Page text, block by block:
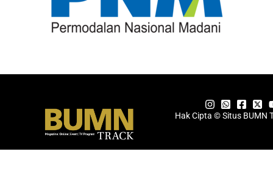
Hak Cipta © Situs BUMN